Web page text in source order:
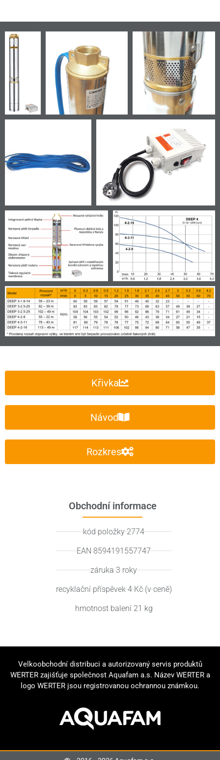
Křivka
Návod
Rozkres
Obchodní informace
kód položky 2774
EAN 8594191557747
záruka 3 roky
recyklační příspěvek 4 Kč (v ceně)
hmotnost balení 21 kg
Velkoobchodní distribuci a autorizovaný servis produktů
WERTER zajišťuje společnost Aquafam a.s. Název WERTER a
logo WERTER jsou registrovanou ochrannou známkou.